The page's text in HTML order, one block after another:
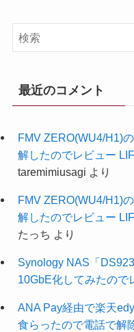
最近のコメント
FMV ZERO(WU4/H1)
解したのでレビュー
taremimiusagi より
FMV ZERO(WU4/H1)
解したのでレビュー
たっち より
Synology NAS「
10GbE化してみたので
ANA Pay経由で楽天
食らったので電話で解